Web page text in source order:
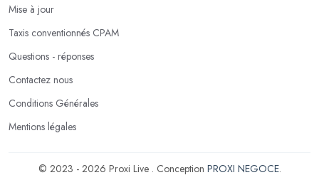
Mise à jour
Taxis conventionnés CPAM
Questions - réponses
Contactez nous
Conditions Générales
Mentions légales
© 2023 - 2026 Proxi Live . Conception PROXI NEGOCE.